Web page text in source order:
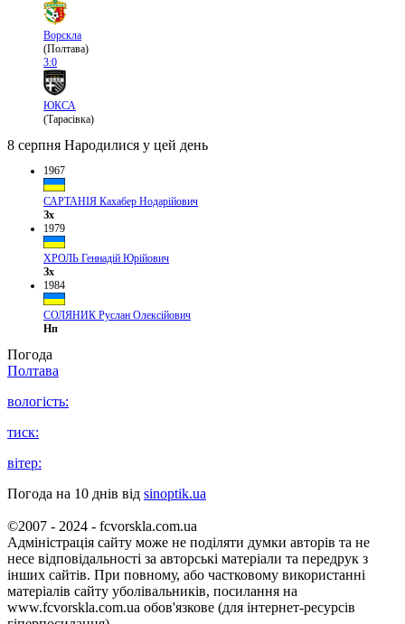
Ворскла
(Полтава)
3:0
ЮКСА
(Тарасівка)
8 серпня Народилися у цей день
1967
САРТАНІЯ Кахабер Нодарійович
Зх
1979
ХРОЛЬ Геннадій Юрійович
Зх
1984
СОЛЯНИК Руслан Олексійович
Нп
Погода
Полтава
вологість:
тиск:
вітер:
Погода на 10 днів від sinoptik.ua
©2007 - 2024 - fcvorskla.com.ua
Адміністрація сайту може не поділяти думки авторів та не
несе відповідальності за авторські матеріали та передрук з
інших сайтів. При повному, або частковому використанні
матеріалів сайту уболівальників, посилання на
www.fcvorskla.com.ua обов'язкове (для інтернет-ресурсів